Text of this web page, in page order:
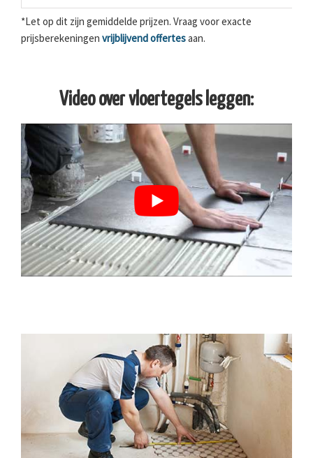
*Let op dit zijn gemiddelde prijzen. Vraag voor exacte
prijsberekeningen vrijblijvend offertesaan.
Video over vloertegels leggen: